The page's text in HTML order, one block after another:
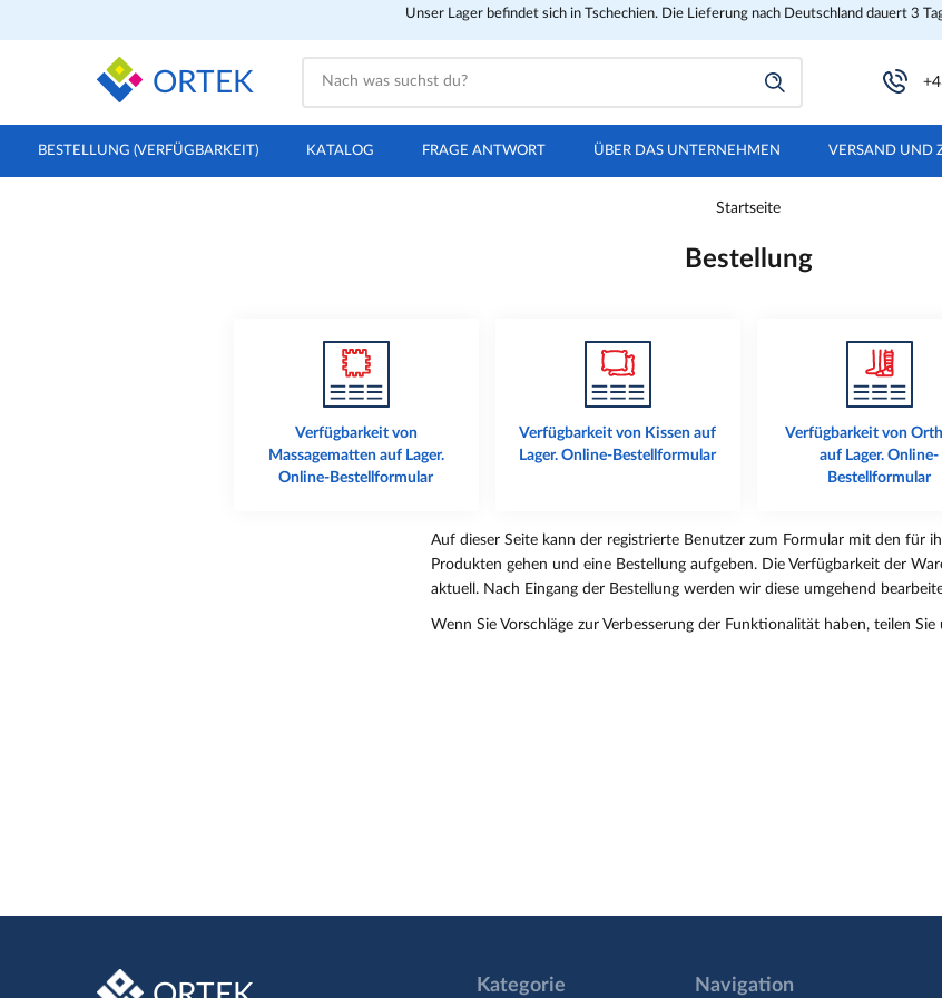
Unser Lager befindet sich in Tschechien. Die Lieferung nach Deutschland dauert 3
ORTEK
BESTELLUNG (VERFÜGBARKEIT) KATALOG FRAGE ANTWORT ÜBER DAS UNTERNEHMEN VERSAND UND
Startseite
Bestellung
Verfügbarkeit von
Massagematten auf Lager.
Online-Bestellformular
Verfügbarkeit von Kissen auf
Lager. Online-Bestellformular
Verfügbarkeit von
auf Lager. Online-
Bestellformular
Auf dieser Seite kann der registrierte Benutzer zum Formular mit den für
Produkten gehen und eine Bestellung aufgeben. Die Verfügbarkeit der
aktuell. Nach Eingang der Bestellung werden wir diese umgehend
Wenn Sie Vorschläge zur Verbesserung der Funktionalität haben, teilen
Kategorie Navigation